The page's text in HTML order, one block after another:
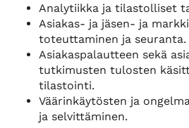
Analytiikka ja tilastolliset
Asiakas- ja jäsen- ja
toteuttaminen ja seuranta.
Asiakaspalautteen sekä
tutkimusten tulosten
tilastointi.
Väärinkäytösten ja
ja selvittäminen.